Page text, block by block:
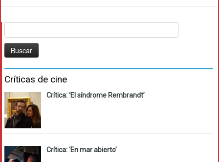
Críticas de cine
Crítica: ‘El síndrome Rembrandt’
Crítica: ‘En mar abierto’